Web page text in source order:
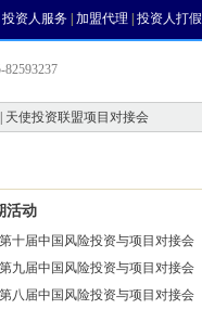
投资人服务 加盟代理 投资人打假
82593237
天使投资联盟项目对接会
活动
十届中国风险投资与项目对接会
九届中国风险投资与项目对接会
八届中国风险投资与项目对接会